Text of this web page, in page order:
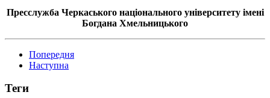
Пресслужба Черкаського національного університету імені
Богдана Хмельницького
Попередня
Наступна
Теги